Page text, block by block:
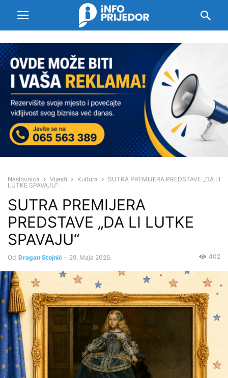
Naslovnica Vijesti Kultura
SUTRA PREMIJERA PREDSTAVE „DA LI
LUTKE SPAVAJU“
SUTRA PREMIJERA
PREDSTAVE „DA LI LUTKE
SPAVAJU“
Od Dragan Stojnić - 29. Maja 2026. 402